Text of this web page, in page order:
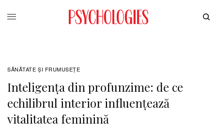
SĂNĂTATE ŞI FRUMUSEȚE
Inteligența din profunzime: de ce
echilibrul interior influențează
vitalitatea feminină